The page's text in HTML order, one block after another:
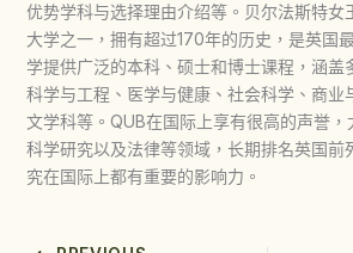
优势学科与选择理由介绍等。贝尔法斯特女
大学之一，拥有超过170年的历史，是英国
学提供广泛的本科、硕士和博士课程，涵盖
科学与工程、医学与健康、社会科学、商业
文学科等。QUB在国际上享有很高的声誉，
科学研究以及法律等领域，长期排名英国前
究在国际上都有重要的影响力。